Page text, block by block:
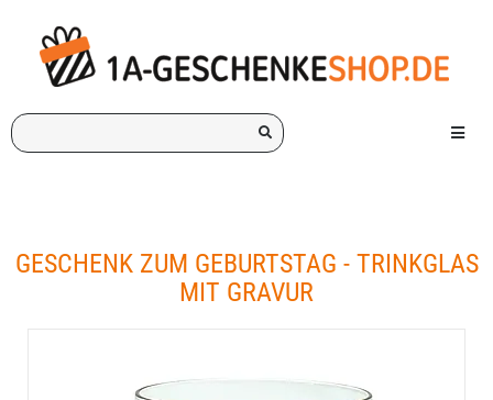
Ich
suche
Menü
GESCHENK ZUM GEBURTSTAG - TRINKGLAS
MIT GRAVUR